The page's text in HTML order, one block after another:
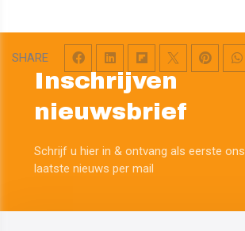
SHARE
Inschrijven
nieuwsbrief
Schrijf u hier in & ontvang als eerste ons
​​​​​​​laatste nieuws per mail